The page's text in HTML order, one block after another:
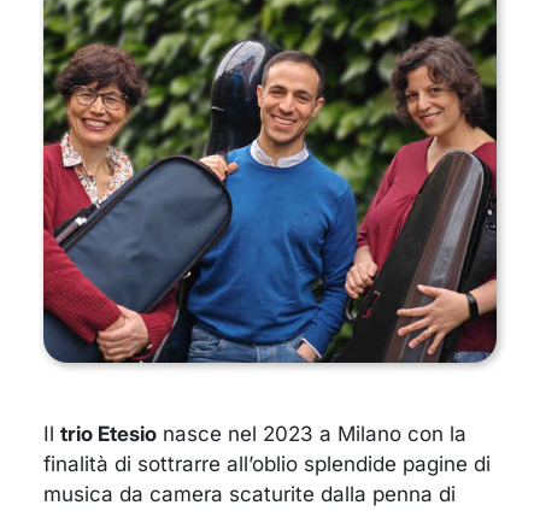
Il trio Etesio nasce nel 2023 a Milano con la
finalità di sottrarre all’oblio splendide pagine di
musica da camera scaturite dalla penna di